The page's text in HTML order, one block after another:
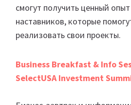
смогут получить ценный
наставников, которые
реализовать свои проекты.
Business Breakfast & Info
SelectUSA Investment